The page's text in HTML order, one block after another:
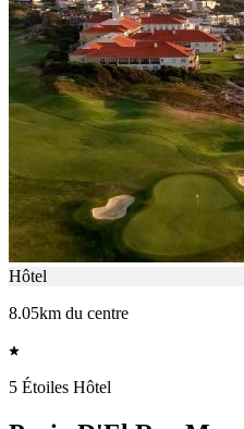
Hôtel
8.05km du centre
5 Étoiles Hôtel